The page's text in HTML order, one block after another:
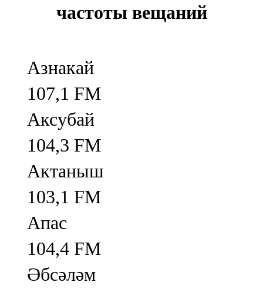
частоты вещаний
Азнакай
107,1 FM
Аксубай
104,3 FM
Актаныш
103,1 FM
Апас
104,4 FM
Әбсәләм